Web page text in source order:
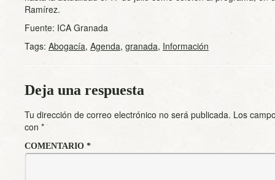
Ramírez.
Fuente: ICA Granada
Tags: Abogacía, Agenda, granada, Información
Deja una respuesta
Tu dirección de correo electrónico no será publicada. Los
con *
COMENTARIO *